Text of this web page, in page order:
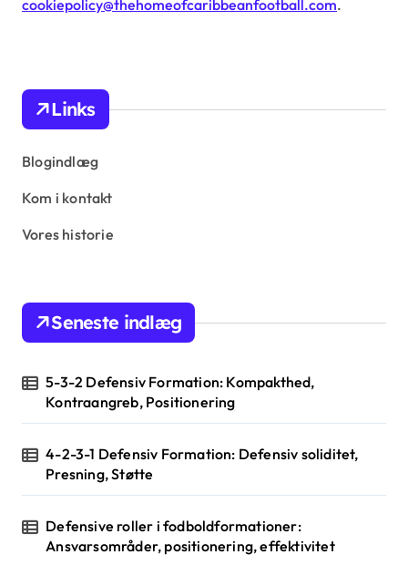
cookiepolicy@thehomeofcaribbeanfootball.com.
Links
Blogindlæg
Kom i kontakt
Vores historie
Seneste indlæg
5-3-2 Defensiv Formation: Kompakthed,
Kontraangreb, Positionering
4-2-3-1 Defensiv Formation: Defensiv soliditet,
Presning, Støtte
Defensive roller i fodboldformationer:
Ansvarsområder, positionering, effektivitet